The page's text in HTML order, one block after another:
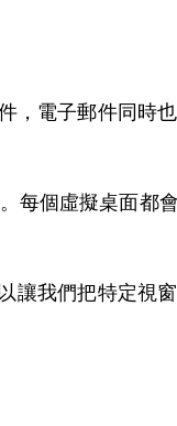
，電子郵件同時
每個虛擬桌面都
讓我們把特定視